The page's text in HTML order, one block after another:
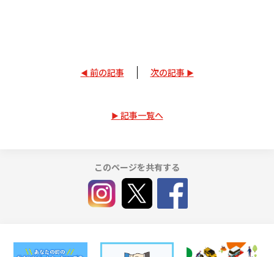
前の記事 次の記事
記事一覧へ
このページを共有する